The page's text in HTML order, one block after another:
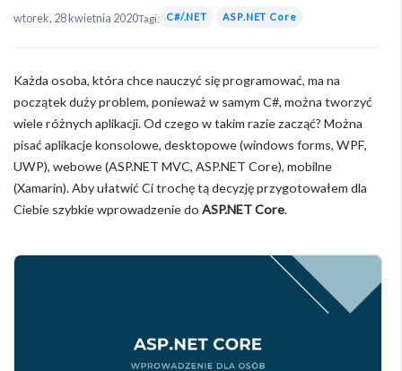
wtorek, 28 kwietnia 2020Tagi: C#/.NET ASP.NET Core
Każda osoba, która chce nauczyć się programować, ma na
początek duży problem, ponieważ w samym C#, można tworzyć
wiele różnych aplikacji. Od czego w takim razie zacząć? Można
pisać aplikacje konsolowe, desktopowe (windows forms, WPF,
UWP), webowe (ASP.NET MVC, ASP.NET Core), mobilne
(Xamarin). Aby ułatwić Ci trochę tą decyzję przygotowałem dla
Ciebie szybkie wprowadzenie do ASP.NET Core.